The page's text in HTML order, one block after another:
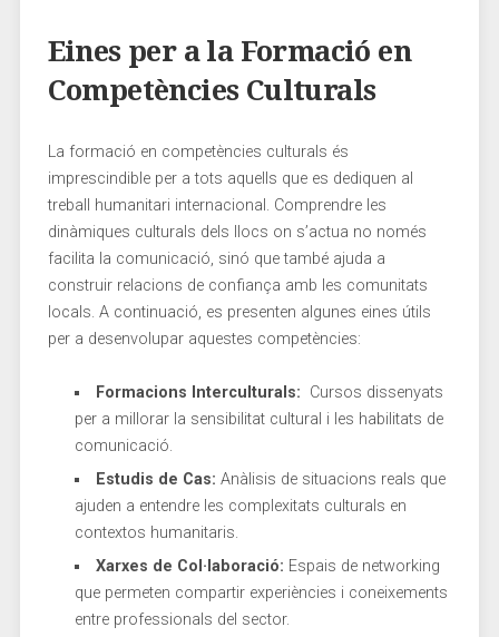
Eines per a la Formació en
Competències Culturals
La formació ​en competències ⁣culturals és
imprescindible ​per a tots aquells que es dediquen al​
treball humanitari internacional. Comprendre les
dinàmiques culturals ⁢dels llocs on ​s’actua no només
facilita la comunicació, sinó que també ajuda a
construir relacions de confiança amb les comunitats⁤
locals. A continuació, es presenten algunes eines útils
per a⁣ desenvolupar aquestes competències:
Formacions Interculturals: ‌ Cursos dissenyats
per a millorar la sensibilitat‌ cultural ⁤i les habilitats de
comunicació.
Estudis de Cas: Anàlisis de situacions reals que
ajuden a entendre‌ les complexitats culturals en
contextos humanitaris.
Xarxes de Col·laboració: Espais⁤ de networking
que permeten compartir ‌experiències i coneixements
entre professionals del sector.